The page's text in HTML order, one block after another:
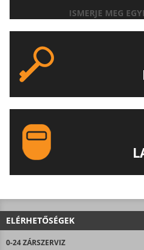
ISMERJE MEG
ELÉRHETŐSÉGEK
0-24 ZÁRSZERVIZ